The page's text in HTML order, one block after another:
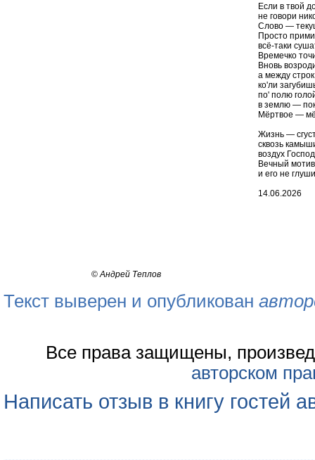
Если в твой
не говори
Слово —
Просто
всё-таки
Времечко
Вновь
а между
ко'ли
по' полю
в землю —
Мёртвое —
Жизнь —
сквозь
воздух
Вечный
и его не
14.06.2026
©Андрей Теплов
Текст выверен и опубликован
Все права защищены,
авторском
Написать отзыв в книгу гостей